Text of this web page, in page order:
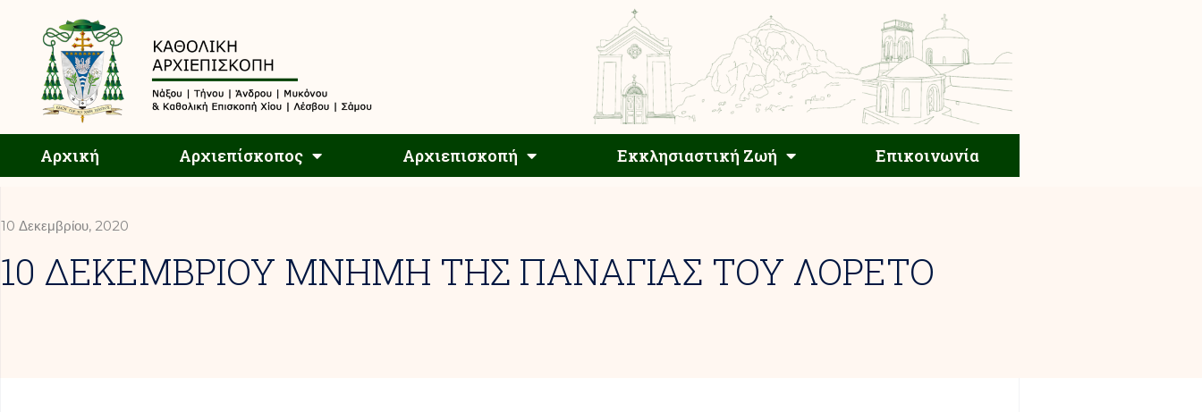
Αρχική Αρχιεπίσκοπος Αρχιεπισκοπή Εκκλησιαστική Ζωή Επικοινωνία
Αρχιεπισκοπή Εκκλησιαστική Ζωή Επικοινωνία
10 Δεκεμβρίου, 2020
10 ΔΕΚΕΜΒΡΙΟΥ ΜΝΗΜΗ ΤΗΣ ΠΑΝΑΓΙΑΣ ΤΟΥ ΛΟΡΕΤΟ